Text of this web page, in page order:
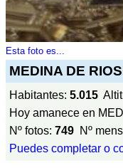
Esta foto es...
MEDINA DE
Habitantes: 5.015
Hoy amanece en
Nº fotos: 749 Nº
Puedes completar o